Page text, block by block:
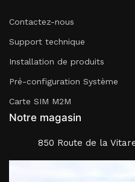
Contactez-nous
Support technique
Installation de produits
Pré-configuration Système
Carte SIM M2M
Notre magasin
850 Route de la